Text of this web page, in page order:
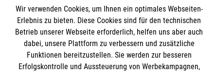
Straße 8, 97422 Schweinfurt
Tel.09721 930911 32
Nachricht senden
Informationen
Impressum
Wir verwenden Cookies, um Ihnen ein optimales Webseiten-
Erlebnis zu bieten. Diese Cookies sind für den technischen
Betrieb unserer Webseite erforderlich, helfen uns aber auch
dabei, unsere Plattform zu verbessern und zusätzliche
Funktionen bereitzustellen. Sie werden zur besseren
Erfolgskontrolle und Aussteuerung von Werbekampagnen,